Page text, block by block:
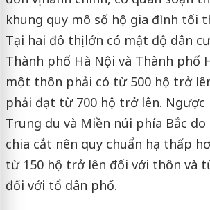
khung quy mô số hộ gia đình tối
Tại hai đô thị lớn có mật độ dân
Thành phố Hà Nội và Thành phố
một thôn phải có từ 500 hộ trở
phải đạt từ 700 hộ trở lên. Ngược
Trung du và Miền núi phía Bắc do
chia cắt nên quy chuẩn hạ thấp
từ 150 hộ trở lên đối với thôn và
đối với tổ dân phố.